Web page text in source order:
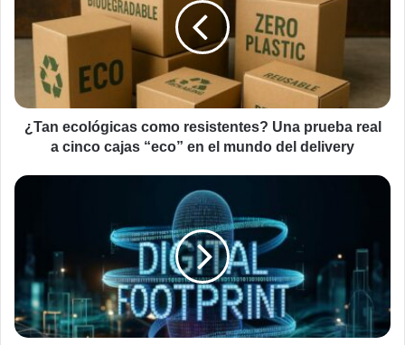
resistentes?
Una
prueba
real
cinco
cajas
el
¿Tan ecológicas como resistentes? Una prueba real
a cinco cajas “eco” en el mundo del delivery
Comprobador
una
guía
completa
para
supervisar